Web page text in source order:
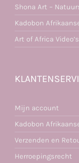
Shona Art –
Kadobon
Art of Africa Video’s
Mijn account
Kadobon
Verzenden en
Herroepingsrecht